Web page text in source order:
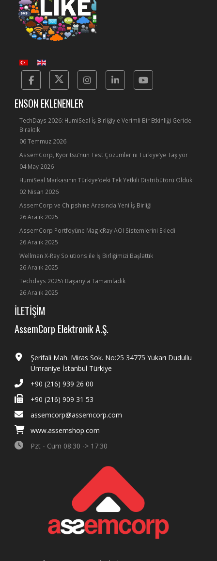
FacebookTwitterInstagramLinkedinYotube
ENSON EKLENENLER
TechDays 2026: HumiSeal İş Birliğiyle Verimli Bir Etkinliği Geride
Bıraktık
06 Temmuz 2026
AssemCorp, Kyoritsu’nun Test Çözümlerini Türkiye’ye Taşıyor
04 May 2026
HumiSeal Markasının Türkiye’deki Tek Yetkili Distribütörü Olduk!
02 Nisan 2026
AssemCorp ve Chipshine Arasında Yeni İş Birliği
26 Aralık 2025
AssemCorp Portföyüne MagicRay AOI Sistemlerini Ekledi
26 Aralık 2025
Wellman X-Ray Solutions ile İş Birliğimizi Başlattık
26 Aralık 2025
Techdays 2025’i Başarıyla Tamamladık
26 Aralık 2025
İLETİŞİM
AssemCorp Elektronik A.Ş.
Şerifali Mah. Miras Sok. No:25 34775 Yukarı Dudullu
Ümraniye İstanbul Türkiye
+90 (216) 939 26 00
+90 (216) 909 31 53
assemcorp@assemcorp.com
www.assemshop.com
Pzt - Cum 08:30 -> 17:30